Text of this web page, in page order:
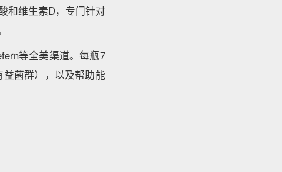
和维生素D，专门针对
等全美渠道。每瓶7
菌群），以及帮助能